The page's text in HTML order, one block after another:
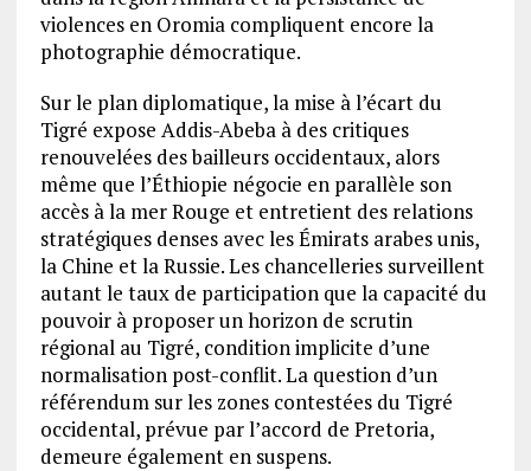
violences en Oromia compliquent encore la
photographie démocratique.
Sur le plan diplomatique, la mise à l’écart du
Tigré expose Addis-Abeba à des critiques
renouvelées des bailleurs occidentaux, alors
même que l’Éthiopie négocie en parallèle son
accès à la mer Rouge et entretient des relations
stratégiques denses avec les Émirats arabes unis,
la Chine et la Russie. Les chancelleries surveillent
autant le taux de participation que la capacité du
pouvoir à proposer un horizon de scrutin
régional au Tigré, condition implicite d’une
normalisation post-conflit. La question d’un
référendum sur les zones contestées du Tigré
occidental, prévue par l’accord de Pretoria,
demeure également en suspens.